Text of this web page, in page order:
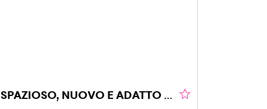
SPAZIOSO, NUOVO E ADATTO ALLE FAMIGLIE